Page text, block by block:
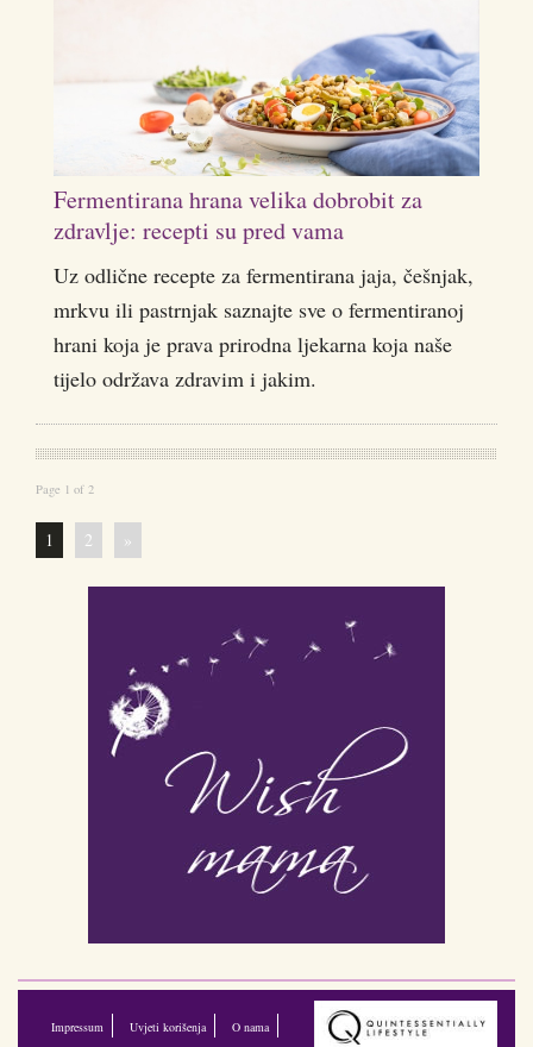
Fermentirana hrana velika dobrobit za
zdravlje: recepti su pred vama
Uz odlične recepte za fermentirana jaja, češnjak,
mrkvu ili pastrnjak saznajte sve o fermentiranoj
hrani koja je prava prirodna ljekarna koja naše
tijelo održava zdravim i jakim.
Page 1 of 2
1 2 »
Impressum Uvjeti korišenja O nama